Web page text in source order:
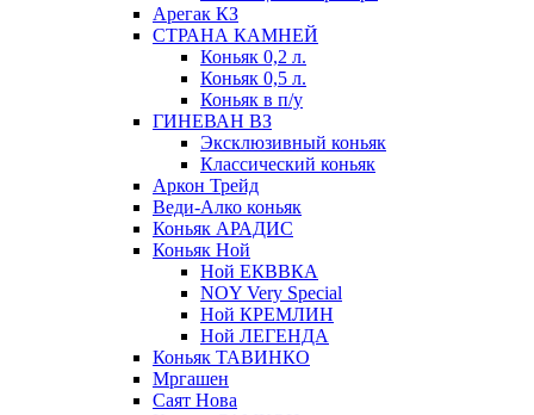
Арегак КЗ
СТРАНА КАМНЕЙ
Коньяк 0,2 л.
Коньяк 0,5 л.
Коньяк в п/у
ГИНЕВАН ВЗ
Эксклюзивный коньяк
Классический коньяк
Аркон Трейд
Веди-Алко коньяк
Коньяк АРАДИС
Коньяк Ной
Ной ЕКВВКА
NOY Very Special
Ной КРЕМЛИН
Ной ЛЕГЕНДА
Коньяк ТАВИНКО
Мргашен
Саят Нова